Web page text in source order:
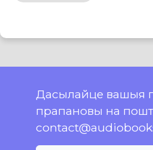
Дасылайце вашыя
прапановы на